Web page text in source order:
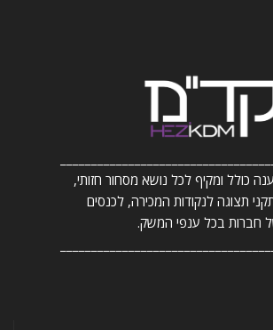
כולל ומקיף לכל נושא מסחור חזותי,
תצוגה לנקודות המכירה, לכנסים
חברות בכל ענפי המשק.